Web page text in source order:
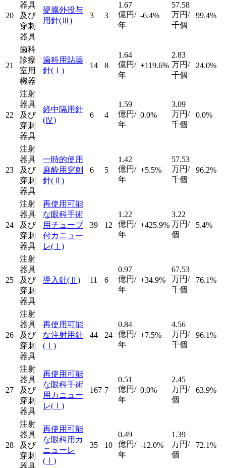
20
器具
及び
穿刺
器具
硬膜外投与
用針(Ⅲ)
3 3
1.67
億円/
年
-6.4%
57.58
万円/
千個
99.4%
21
歯科
診療
室用
機器
歯科用貼薬
針(Ⅰ)
14 8
1.64
億円/
年
+119.6%
2.83
万円/
千個
24.0%
22
注射
器具
及び
穿刺
器具
経中隔用針
(Ⅳ)
6 4
1.59
億円/
年
0.0%
3.09
万円/
千個
0.0%
23
注射
器具
及び
穿刺
器具
一時的使用
麻酔用穿刺
針(Ⅱ)
6 5
1.42
億円/
年
+5.5%
57.53
万円/
千個
96.2%
24
注射
器具
及び
穿刺
器具
再使用可能
な眼科手術
用チューブ
付カニュー
レ(Ⅰ)
39 12
1.22
億円/
年
+425.9%
3.22
万円/
個
5.4%
25
注射
器具
及び
穿刺
器具
導入針(Ⅱ) 11 6
0.97
億円/
年
+34.9%
67.53
万円/
千個
76.1%
26
注射
器具
及び
穿刺
器具
再使用可能
な注射用針
(Ⅰ)
44 24
0.84
億円/
年
+7.5%
4.56
万円/
千個
96.1%
27
注射
器具
及び
穿刺
器具
再使用可能
な眼科手術
用カニュー
レ(Ⅰ)
167 7
0.51
億円/
年
0.0%
2.45
万円/
個
63.9%
28
注射
器具
及び
穿刺
再使用可能
な眼科用カ
ニューレ
(Ⅰ)
35 10
0.49
億円/
年
-12.0%
1.39
万円/
個
72.1%